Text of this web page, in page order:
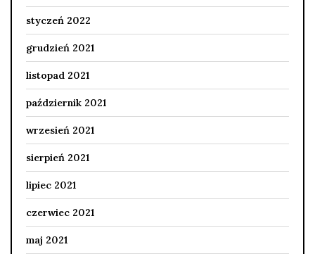
styczeń 2022
grudzień 2021
listopad 2021
październik 2021
wrzesień 2021
sierpień 2021
lipiec 2021
czerwiec 2021
maj 2021